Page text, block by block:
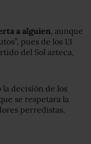
a alguien, aunque
pues de los 13
del Sol azteca,
la decisión de los
se respetara la
perredistas.